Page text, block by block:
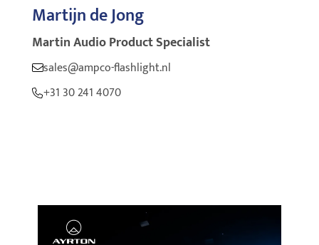
Martijn de Jong
Martin Audio Product Specialist
sales@ampco-flashlight.nl
+31 30 241 4070